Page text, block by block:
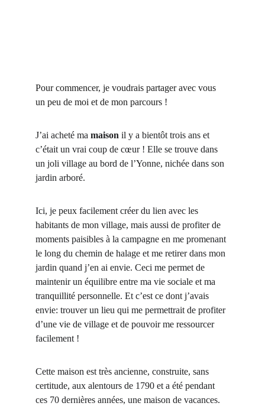
Pour commencer, je voudrais partager avec vous
un peu de moi et de mon parcours !
J’ai acheté ma maison il y a bientôt trois ans et
c’était un vrai coup de cœur ! Elle se trouve dans
un joli village au bord de l’Yonne, nichée dans son
jardin arboré.
Ici, je peux facilement créer du lien avec les
habitants de mon village, mais aussi de profiter de
moments paisibles à la campagne en me promenant
le long du chemin de halage et me retirer dans mon
jardin quand j’en ai envie. Ceci me permet de
maintenir un équilibre entre ma vie sociale et ma
tranquillité personnelle. Et c’est ce dont j’avais
envie: trouver un lieu qui me permettrait de profiter
d’une vie de village et de pouvoir me ressourcer
facilement !
Cette maison est très ancienne, construite, sans
certitude, aux alentours de 1790 et a été pendant
ces 70 dernières années, une maison de vacances.